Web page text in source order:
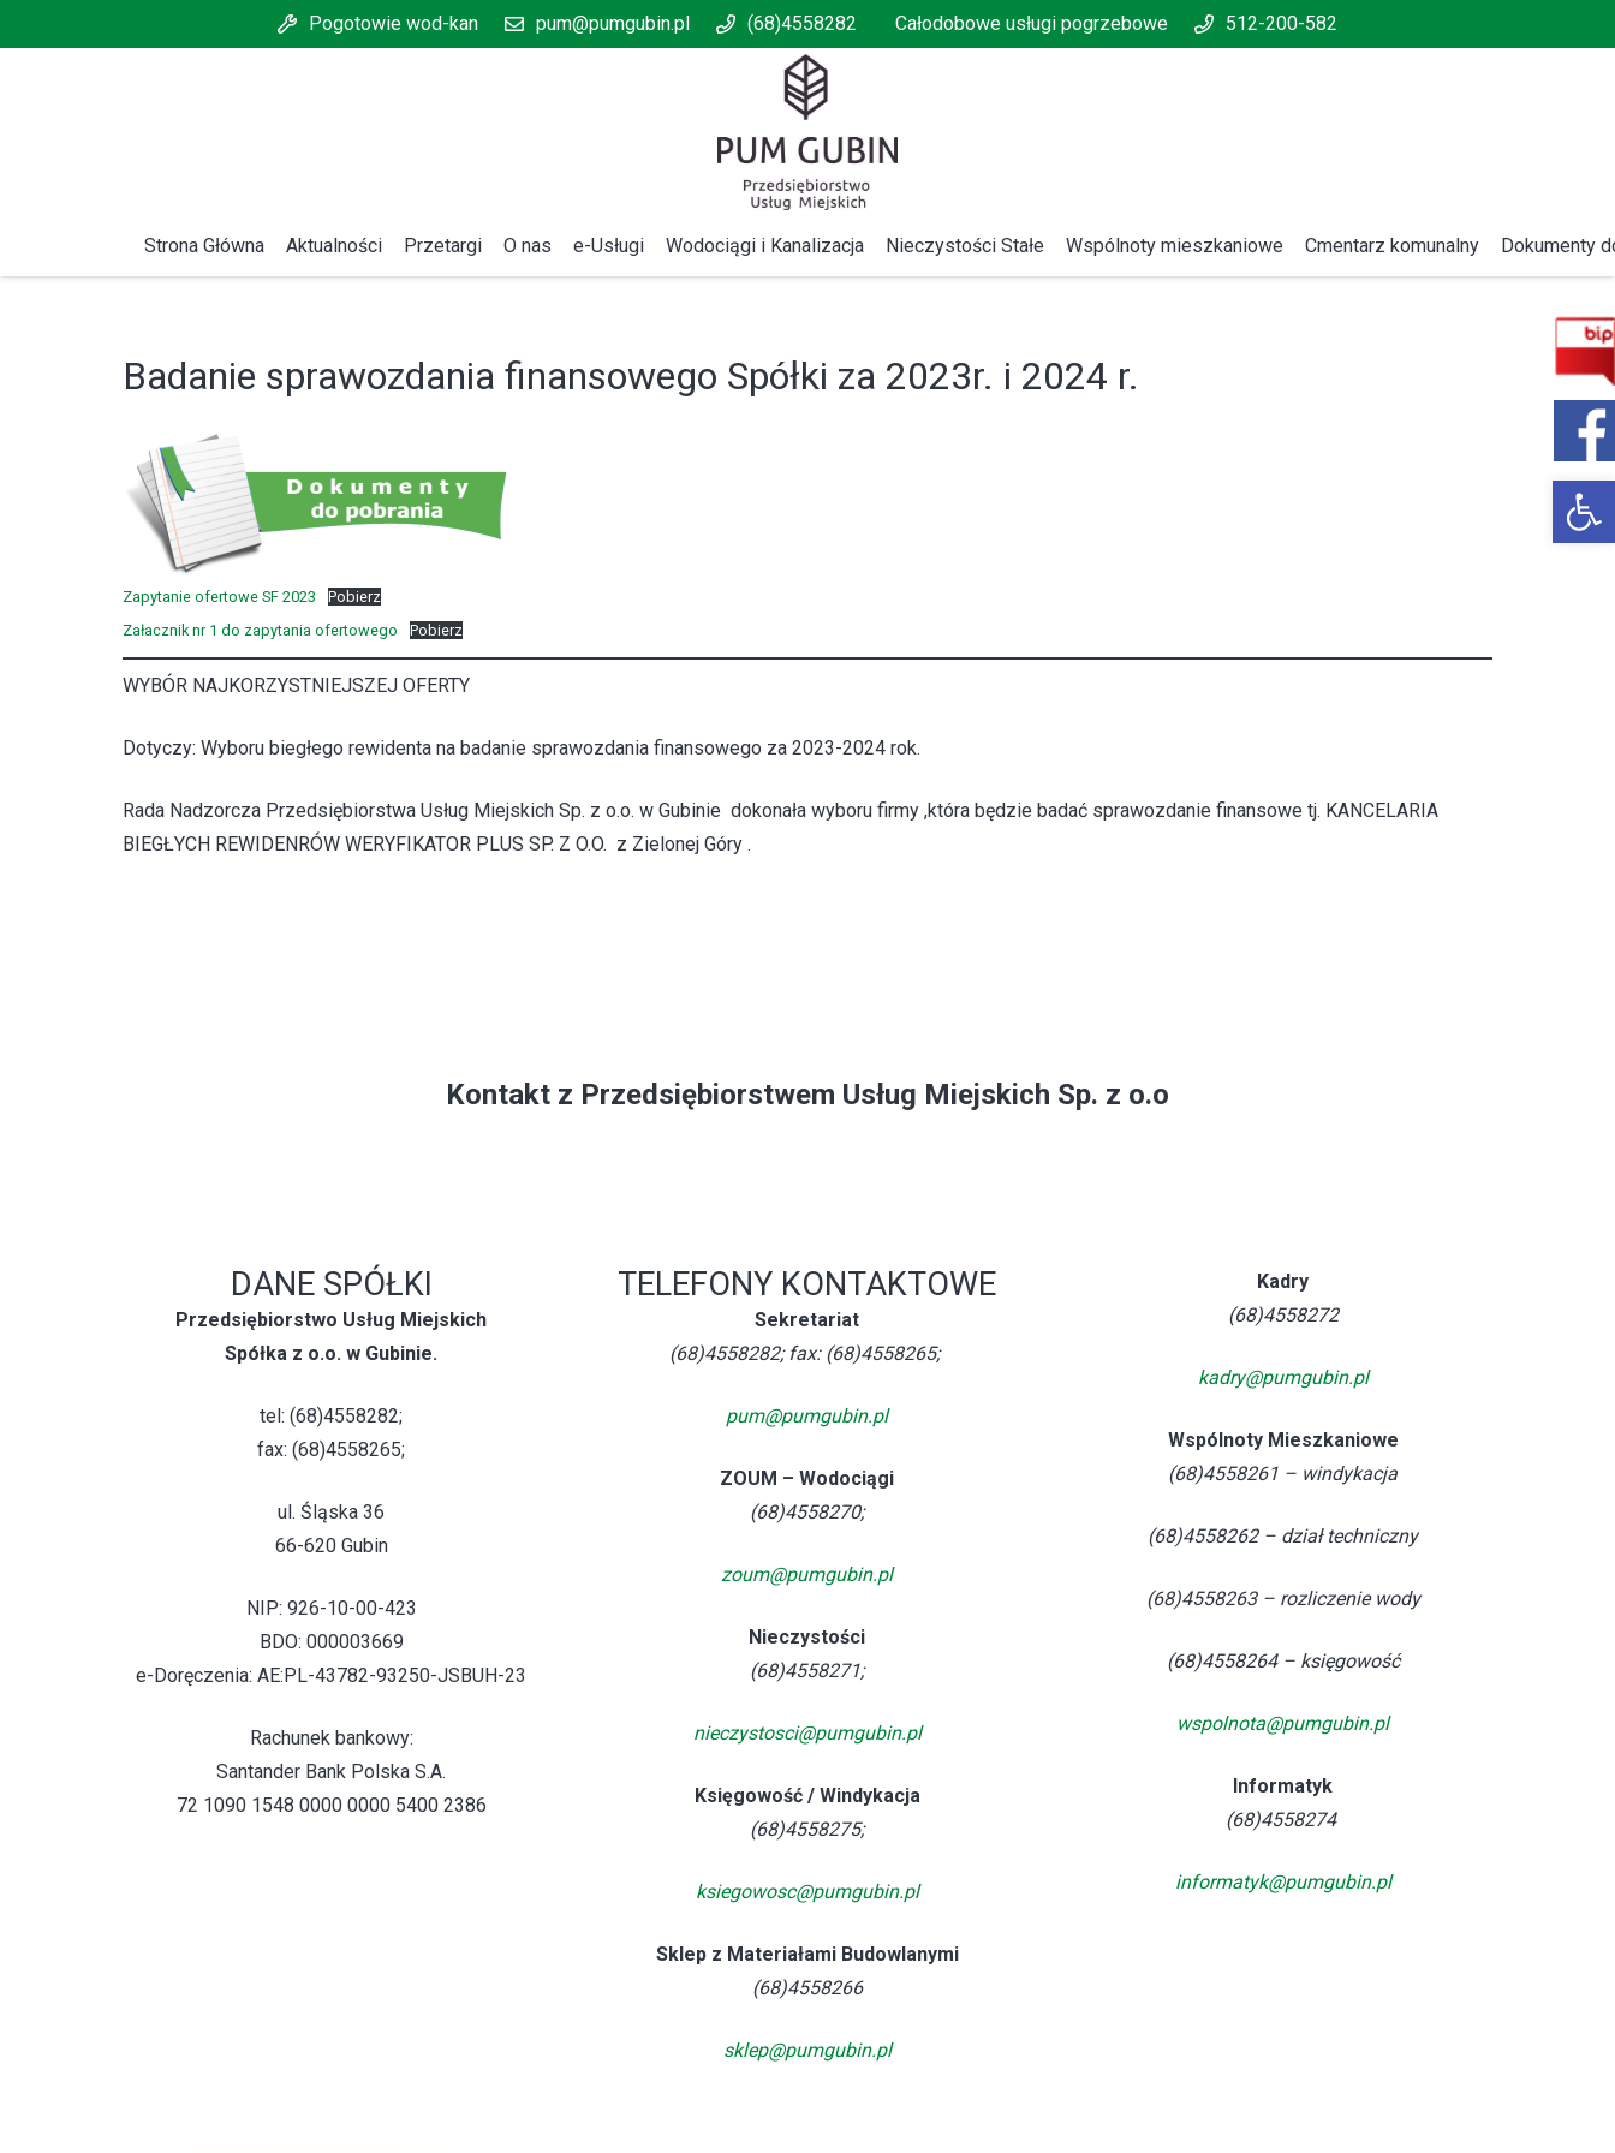
Pogotowie wod-kan pum@pumgubin.pl (68)4558282 Całodobowe usługi pogrzebowe 512-200-582
Strona Główna Aktualności Przetargi O nas e-Usługi Wodociągi i Kanalizacja Nieczystości Stałe Wspólnoty mieszkaniowe Cmentarz komunalny Dokumenty
Badanie sprawozdania finansowego Spółki za 2023r. i 2024 r.
Zapytanie ofertowe SF 2023
Pobierz
Załacznik nr 1 do zapytania ofertowego
Pobierz
WYBÓR NAJKORZYSTNIEJSZEJ OFERTY
Dotyczy: Wyboru biegłego rewidenta na badanie sprawozdania finansowego za 2023-2024 rok.
Rada Nadzorcza Przedsiębiorstwa Usług Miejskich Sp. z o.o. w Gubinie dokonała wyboru firmy ,która będzie badać sprawozdanie finansowe tj. KANCELARIA
BIEGŁYCH REWIDENRÓW WERYFIKATOR PLUS SP. Z O.O. z Zielonej Góry .
Kontakt z Przedsiębiorstwem Usług Miejskich Sp. z o.o
DANE SPÓŁKI
Przedsiębiorstwo Usług Miejskich
Spółka z o.o. w Gubinie.
tel: (68)4558282;
fax: (68)4558265;
ul. Śląska 36
66-620 Gubin
NIP: 926-10-00-423
BDO: 000003669
e-Doręczenia: AE:PL-43782-93250-JSBUH-23
Rachunek bankowy:
Santander Bank Polska S.A.
72 1090 1548 0000 0000 5400 2386
TELEFONY KONTAKTOWE
Sekretariat
(68)4558282; fax: (68)4558265;
pum@pumgubin.pl
ZOUM – Wodociągi
(68)4558270;
zoum@pumgubin.pl
Nieczystości
(68)4558271;
nieczystosci@pumgubin.pl
Księgowość / Windykacja
(68)4558275;
ksiegowosc@pumgubin.pl
Sklep z Materiałami Budowlanymi
(68)4558266
sklep@pumgubin.pl
Kadry
(68)4558272
kadry@pumgubin.pl
Wspólnoty Mieszkaniowe
(68)4558261 – windykacja
(68)4558262 – dział techniczny
(68)4558263 – rozliczenie wody
(68)4558264 – księgowość
wspolnota@pumgubin.pl
Informatyk
(68)4558274
informatyk@pumgubin.pl